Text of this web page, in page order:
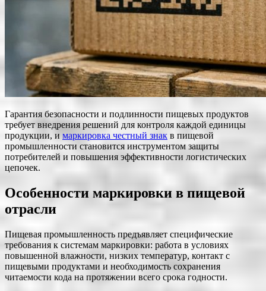
Гарантия безопасности и подлинности пищевых продуктов
требует внедрения решений для контроля каждой единицы
продукции, и маркировка честный знак в пищевой
промышленности становится инструментом защиты
потребителей и повышения эффективности логистических
цепочек.
Особенности маркировки в пищевой
отрасли
Пищевая промышленность предъявляет специфические
требования к системам маркировки: работа в условиях
повышенной влажности, низких температур, контакт с
пищевыми продуктами и необходимость сохранения
читаемости кода на протяжении всего срока годности.